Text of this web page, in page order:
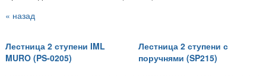
« назад
Лестница 2 ступени IML
MURO (PS-0205)
Лестница 2 ступени с
поручнями (SP215)